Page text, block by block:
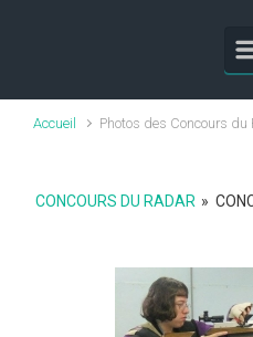
Accueil Photos des Concours du
CONCOURS DU RADAR »